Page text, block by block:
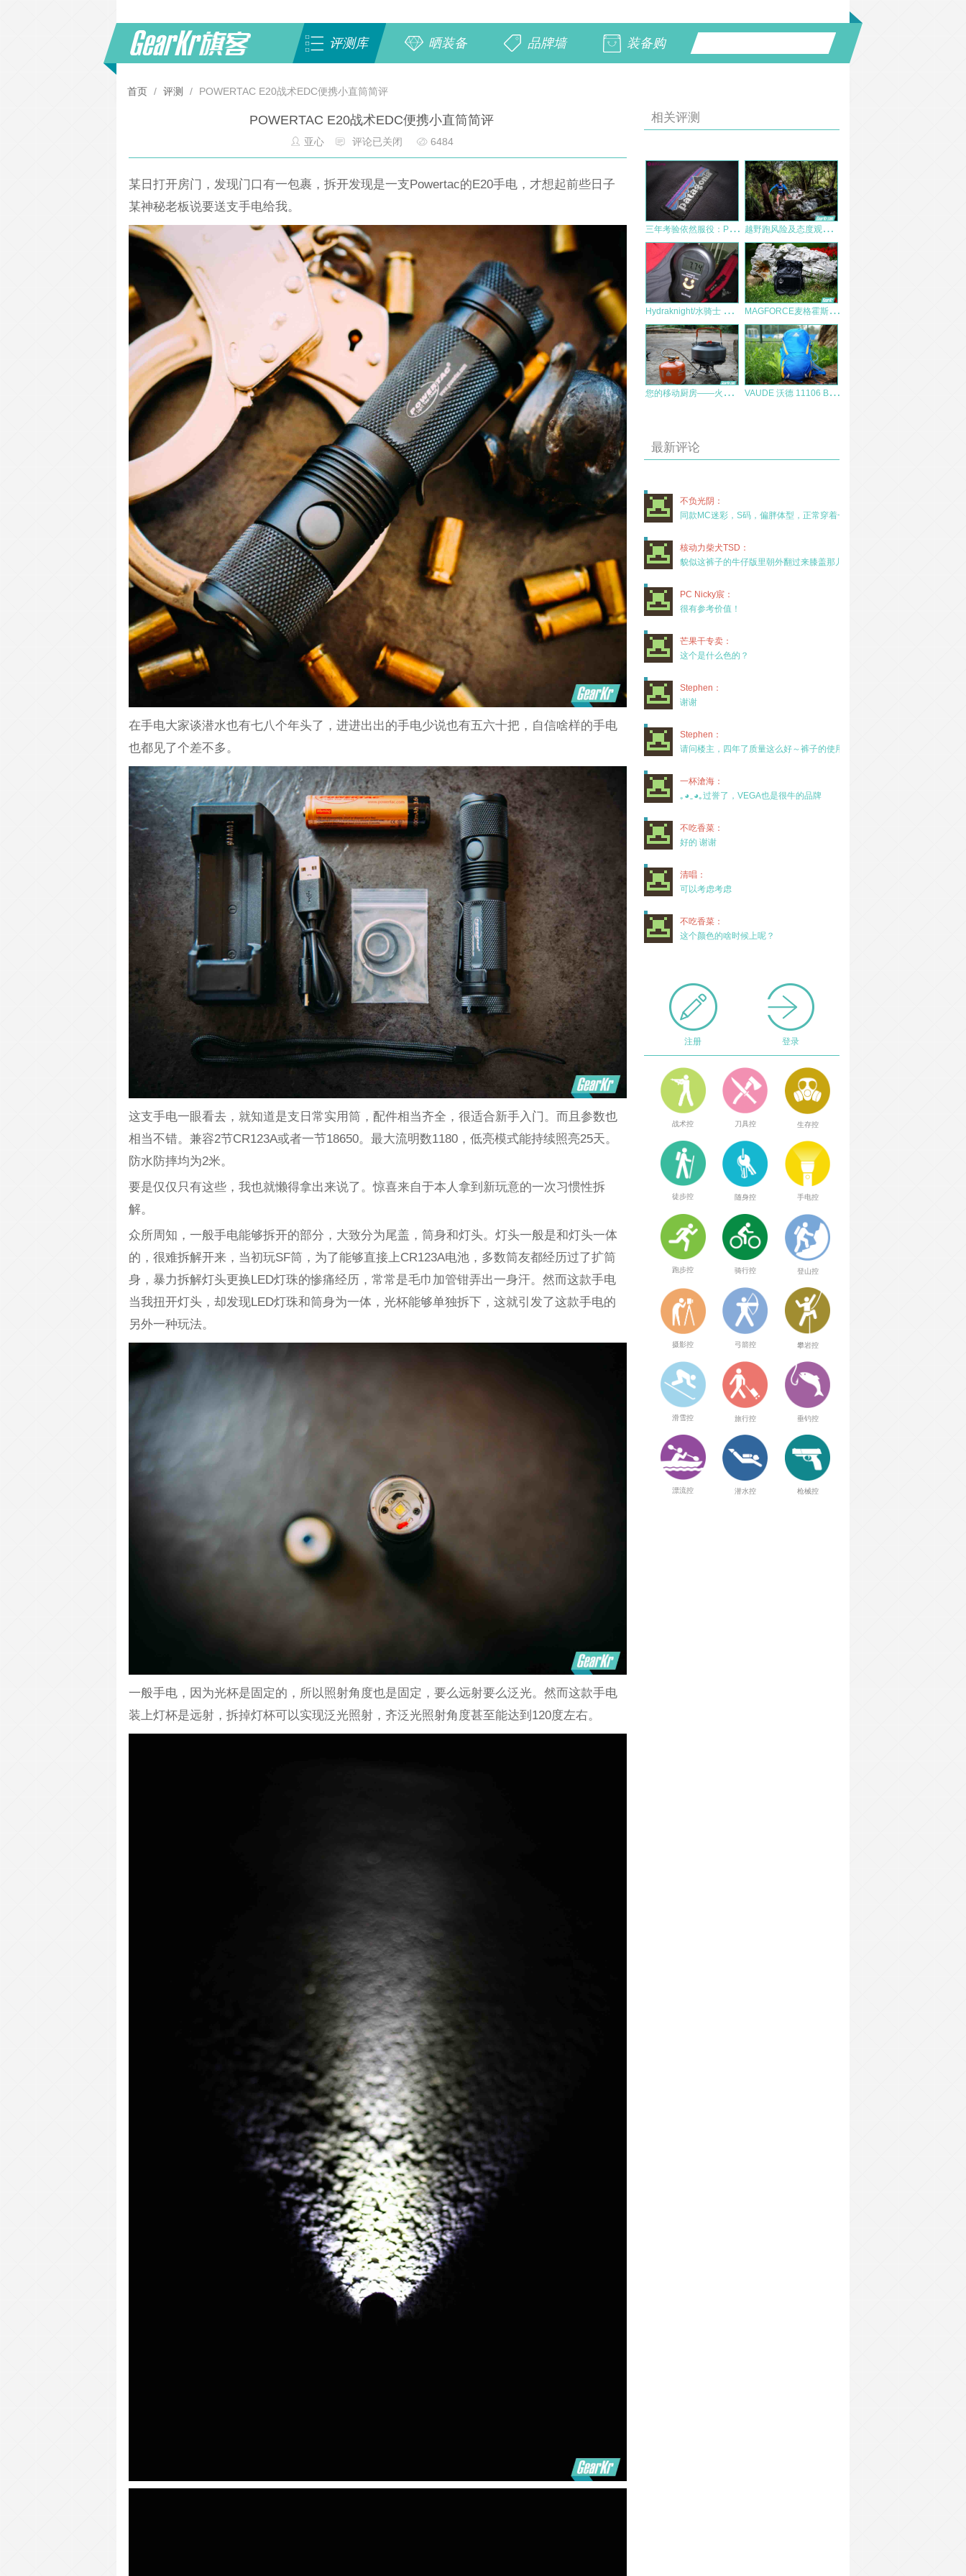
评测库 晒装备 品牌墙 装备购
首页 / 评测 / POWERTAC E20战术EDC便携小直筒简评
POWERTAC E20战术EDC便携小直筒简评
亚心 评论已关闭 6484
某日打开房门，发现门口有一包裹，拆开发现是一支Powertac的E20手电，才想起前些日子
某神秘老板说要送支手电给我。
在手电大家谈潜水也有七八个年头了，进进出出的手电少说也有五六十把，自信啥样的手电
也都见了个差不多。
这支手电一眼看去，就知道是支日常实用筒，配件相当齐全，很适合新手入门。而且参数也
相当不错。兼容2节CR123A或者一节18650。最大流明数1180，低亮模式能持续照亮25天。
防水防摔均为2米。
要是仅仅只有这些，我也就懒得拿出来说了。惊喜来自于本人拿到新玩意的一次习惯性拆
解。
众所周知，一般手电能够拆开的部分，大致分为尾盖，筒身和灯头。灯头一般是和灯头一体
的，很难拆解开来，当初玩SF筒，为了能够直接上CR123A电池，多数筒友都经历过了扩筒
身，暴力拆解灯头更换LED灯珠的惨痛经历，常常是毛巾加管钳弄出一身汗。然而这款手电
当我扭开灯头，却发现LED灯珠和筒身为一体，光杯能够单独拆下，这就引发了这款手电的
另外一种玩法。
一般手电，因为光杯是固定的，所以照射角度也是固定，要么远射要么泛光。然而这款手电
装上灯杯是远射，拆掉灯杯可以实现泛光照射，齐泛光照射角度甚至能达到120度左右。
相关评测
三
年考验依然服役：Patagonia Guide Pants 越
野跑风险及态度观念分享
H
ydraknight/水骑士 户外大开口双袋体3.0L能量水袋 测评报告 M
AGFORCE麦格霍斯A0461B02注胶直式托特包评测
您
的移动厨房——火枫刀锋2钛金分体气炉测评 V
AUDE 沃德 11106 BIKE Hyper 14+3 户外骑行包 测评报告
最新评论
不负光阴：
同款MC迷彩，S码，偏胖体型，正常穿着一年半，没
核动力柴犬TSD：
貌似这裤子的牛仔版里朝外翻过来膝盖那儿有放护膝的
PC Nicky宸：
很有参考价值！
芒果干专卖：
这个是什么色的？
Stephen：
谢谢
Stephen：
请问楼主，四年了质量这么好～裤子的使用率高吗？
一杯滄海：
｡◕‿◕｡过誉了，VEGA也是很牛的品牌
不吃香菜：
好的 谢谢
清唱：
可以考虑考虑
不吃香菜：
这个颜色的啥时候上呢？
注册 登录
战术控 刀具控 生存控
徒步控 随身控 手电控
跑步控 骑行控 登山控
摄影控 弓箭控 攀岩控
滑雪控 旅行控 垂钓控
漂流控 潜水控 枪械控